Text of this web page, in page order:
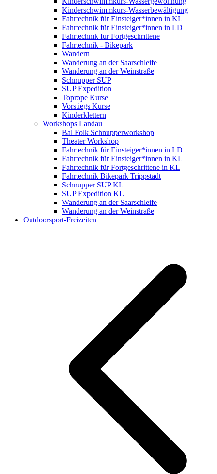
Kinderschwimmkurs-Wasserbewältigung
Fahrtechnik für Einsteiger*innen in KL
Fahrtechnik für Einsteiger*innen in LD
Fahrtechnik für Fortgeschrittene
Fahrtechnik - Bikepark
Wandern
Wanderung an der Saarschleife
Wanderung an der Weinstraße
Schnupper SUP
SUP Expedition
Toprope Kurse
Vorstiegs Kurse
Kinderklettern
Workshops Landau
Bal Folk Schnupperworkshop
Theater Workshop
Fahrtechnik für Einsteiger*innen in LD
Fahrtechnik für Einsteiger*innen in KL
Fahrtechnik für Fortgeschrittene in KL
Fahrtechnik Bikepark Trippstadt
Schnupper SUP KL
SUP Expedition KL
Wanderung an der Saarschleife
Wanderung an der Weinstraße
Outdoorsport-Freizeiten